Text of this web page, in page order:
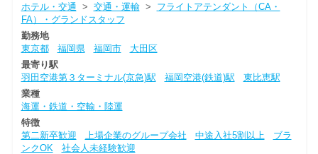
ホテル・交通 > 交通・運輸> フライトアテンダント（CA・
FA）・グランドスタッフ
勤務地
東京都
福岡県 福岡市
大田区
最寄り駅
羽田空港第３ターミナル(京急)駅
福岡空港(鉄道)駅
東比恵駅
業種
海運・鉄道・空輸・陸運
特徴
第二新卒歓迎
上場企業のグループ会社 中途入社5割以上
ブラ
ンクOK
社会人未経験歓迎